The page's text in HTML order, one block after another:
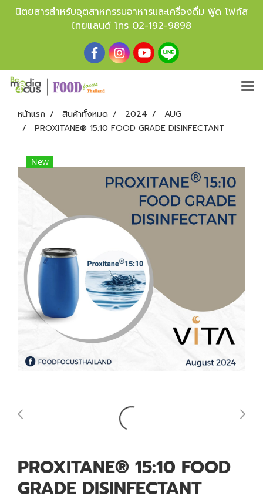
นิตยสารสำหรับอุตสาหกรรมอาหารและเครื่องดื่ม ฟู้ด โฟกัส
ไทยแลนด์ โทร 02-192-9898
หน้าแรก สินค้าทั้งหมด 2024
AUG
PROXITANE® 15:10 FOOD GRADE DISINFECTANT
New
PROXITANE® 15:10 FOOD
GRADE DISINFECTANT